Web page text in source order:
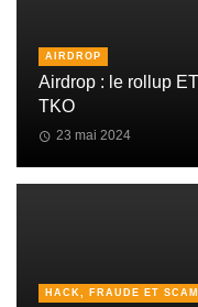
AIRDROP
Airdrop : le rollup
TKO
23 mai 2024
HACK, FRAUDE ET SCAM